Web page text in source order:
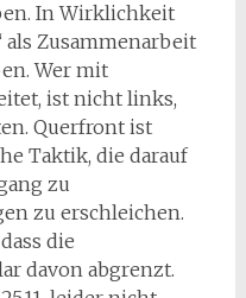
In Wirklichkeit
als Zusammenarbeit
Wer mit
ist nicht links,
Querfront ist
Taktik, die darauf
zu
zu erschleichen.
die
davon abgrenzt.